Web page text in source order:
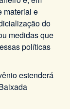
material e
do
medidas que
políticas
estenderá